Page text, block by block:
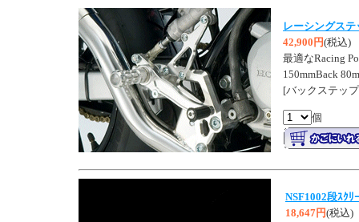
レーシングス
42,900円(税込)
最適なRacing
150mmBack
[バックステッ
個
NSF1002段ｽｸﾘ
18,647円(税込)